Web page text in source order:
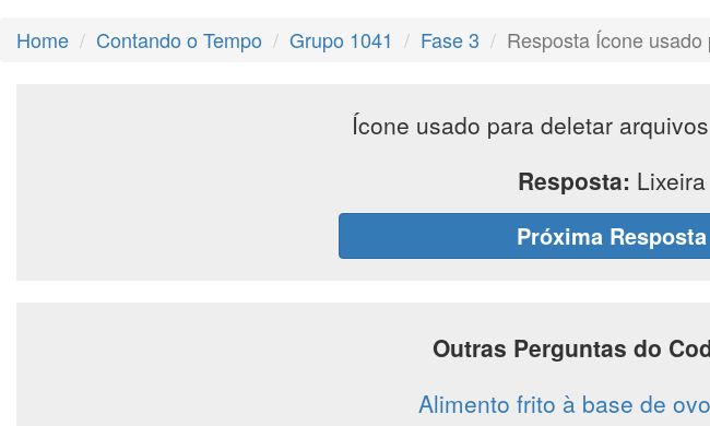
Home Contando o Tempo Grupo 1041 Fase 3 Resposta Ícone
Ícone usado para deletar
Resposta: Lixeira
Próxima Resposta
Outras Perguntas do
Alimento frito à base de